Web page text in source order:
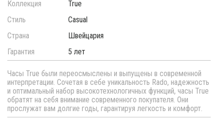
Коллекция
True
Стиль
Casual
Страна
Швейцария
Гарантия
5 лет
Часы True были переосмыслены и выпущены в современной
интерпретации. Сочетая в себе уникальность Rado, надежность
и оптимальный набор высокотехнологичных функций, часы True
обратят на себя внимание современного покупателя. Они
прослужат вам долгие годы, гарантируя легкость и комфорт.